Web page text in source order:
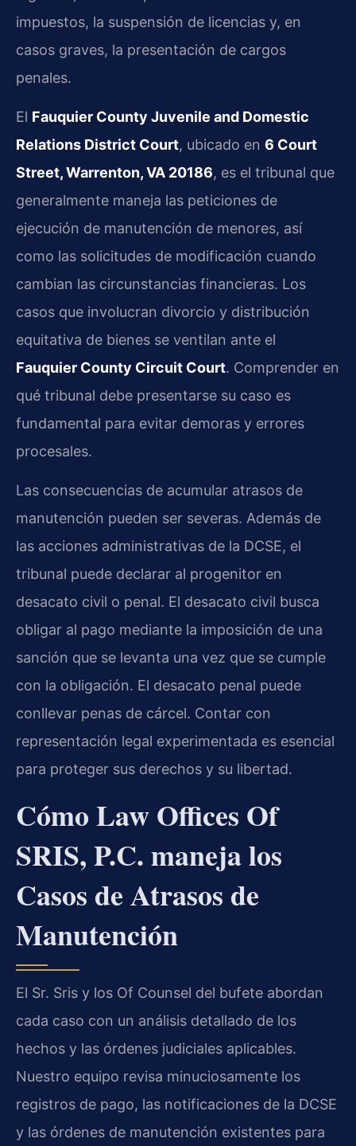
impuestos, la suspensión de licencias y, en
casos graves, la presentación de cargos
penales.
El Fauquier County Juvenile and Domestic
Relations District Court, ubicado en 6 Court
Street, Warrenton, VA 20186, es el tribunal que
generalmente maneja las peticiones de
ejecución de manutención de menores, así
como las solicitudes de modificación cuando
cambian las circunstancias financieras. Los
casos que involucran divorcio y distribución
equitativa de bienes se ventilan ante el
Fauquier County Circuit Court. Comprender en
qué tribunal debe presentarse su caso es
fundamental para evitar demoras y errores
procesales.
Las consecuencias de acumular atrasos de
manutención pueden ser severas. Además de
las acciones administrativas de la DCSE, el
tribunal puede declarar al progenitor en
desacato civil o penal. El desacato civil busca
obligar al pago mediante la imposición de una
sanción que se levanta una vez que se cumple
con la obligación. El desacato penal puede
conllevar penas de cárcel. Contar con
representación legal experimentada es esencial
para proteger sus derechos y su libertad.
Cómo Law Offices Of
SRIS, P.C. maneja los
Casos de Atrasos de
Manutención
El Sr. Sris y los Of Counsel del bufete abordan
cada caso con un análisis detallado de los
hechos y las órdenes judiciales aplicables.
Nuestro equipo revisa minuciosamente los
registros de pago, las notificaciones de la DCSE
y las órdenes de manutención existentes para